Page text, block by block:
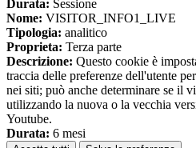
Durata: Sessione
Nome: VISITOR_INFO1_LIVE
Tipologia: analitico
Proprieta: Terza parte
Descrizione: Questo cookie è
traccia delle preferenze dell'utente
nei siti; può anche determinare se il
utilizzando la nuova o la vecchia
Youtube.
Durata: 6 mesi